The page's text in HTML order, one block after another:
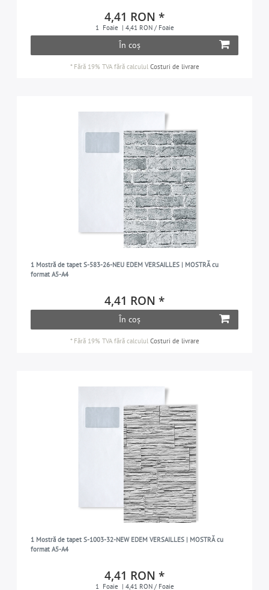
4,41 RON *
1 Foaie | 4,41 RON / Foaie
În coș
* Fără 19% TVAfără calculul Costuri de livrare
1 Mostră de tapet S-583-26-NEU EDEM VERSAILLES | MOSTRĂ cu
format A5-A4
4,41 RON *
În coș
* Fără 19% TVAfără calculul Costuri de livrare
1 Mostră de tapet S-1003-32-NEW EDEM VERSAILLES | MOSTRĂ cu
format A5-A4
4,41 RON *
1 Foaie | 4,41 RON / Foaie